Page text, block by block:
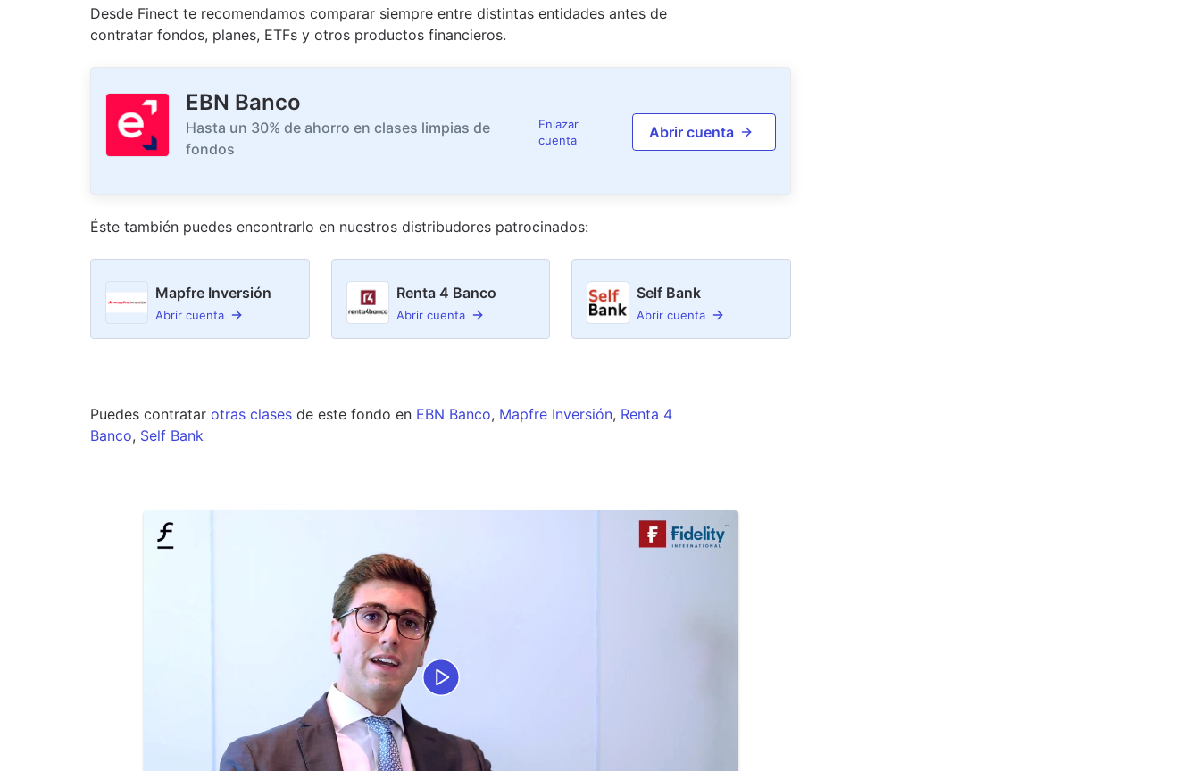
Desde Finect te recomendamos comparar siempre entre distintas entidades antes de
contratar fondos, planes, ETFs y otros productos financieros.
EBN Banco
Hasta un 30% de ahorro en clases limpias de
fondos
Enlazar
cuenta
Abrir cuenta
Éste también puedes encontrarlo en nuestros distribudores patrocinados:
Mapfre Inversión
Abrir cuenta
Renta 4 Banco
Abrir cuenta
Self Bank
Abrir cuenta
Puedes contratar otras clases de este fondo en EBN Banco, Mapfre Inversión, Renta 4
Banco, Self Bank